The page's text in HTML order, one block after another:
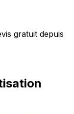
gratuit depuis